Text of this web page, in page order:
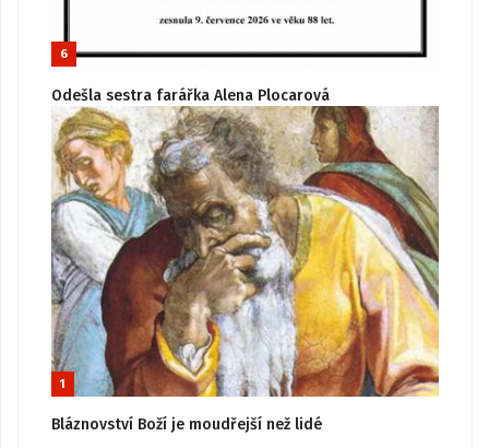
6
Odešla sestra farářka Alena Plocarová
1
Bláznovství Boží je moudřejší než lidé